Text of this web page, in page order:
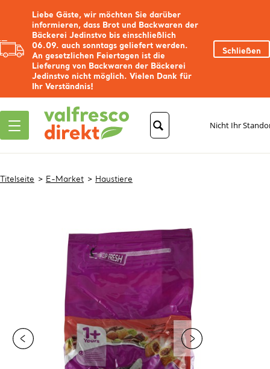
Liebe Gäste, wir möchten Sie darüber
informieren, dass Brot und Backwaren der
Bäckerei Jedinstvo bis einschließlich
06.09. auch sonntags geliefert werden.
An gesetzlichen Feiertagen ist die
Lieferung von Backwaren der Bäckerei
Jedinstvo nicht möglich. Vielen Dank für
Ihr Verständnis!
Schließen
Nicht Ihr
Titelseite E-Market Haustiere